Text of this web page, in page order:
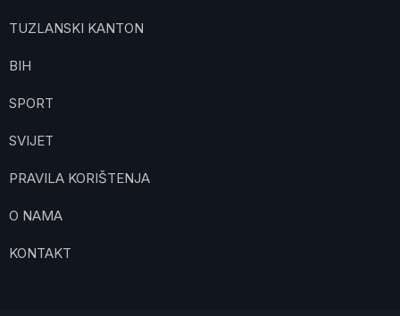
TUZLANSKI KANTON
BIH
SPORT
SVIJET
PRAVILA KORIŠTENJA
O NAMA
KONTAKT